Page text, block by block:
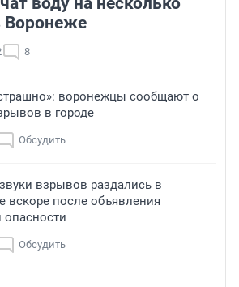
Воронеже
8
воронежцы сообщают о
в городе
Обсудить
взрывов раздались в
вскоре после объявления
опасности
Обсудить